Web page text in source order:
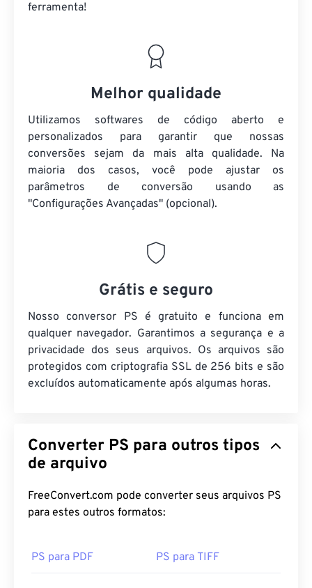
ferramenta!
Melhor qualidade
Utilizamos softwares de código aberto e
personalizados para garantir que nossas
conversões sejam da mais alta qualidade. Na
maioria dos casos, você pode ajustar os
parâmetros de conversão usando as
"Configurações Avançadas" (opcional).
Grátis e seguro
Nosso conversor PS é gratuito e funciona em
qualquer navegador. Garantimos a segurança e a
privacidade dos seus arquivos. Os arquivos são
protegidos com criptografia SSL de 256 bits e são
excluídos automaticamente após algumas horas.
Converter PS para outros tipos
de arquivo
FreeConvert.com pode converter seus arquivos PS
para estes outros formatos:
PS para PDF PS para TIFF